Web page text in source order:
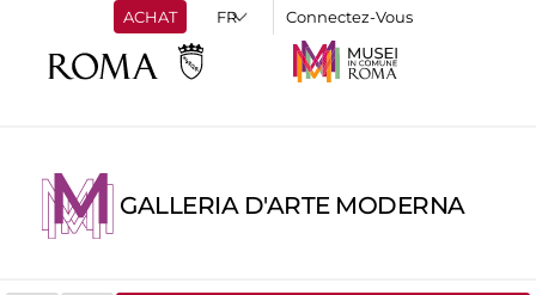
ACHAT Connectez-Vous
GALLERIA D'ARTE MODERNA